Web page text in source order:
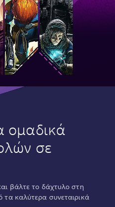
ομαδικά
σε
βάλτε το δάχτυλο στη
καλύτερα συνεταιρικά